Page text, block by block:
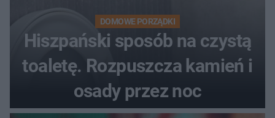
DOMOWE PORZĄDKI
Hiszpański sposób na czystą
toaletę. Rozpuszcza kamień i
osady przez noc